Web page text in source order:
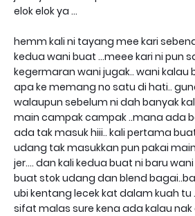
elok elok ya ...
hemm kali ni tayang mee kari
kedua wani buat ...meee kari ni pun
kegermaran wani jugak.. wani kalau
apa ke memang no satu di hati..
walaupun sebelum ni dah banyak
main campak campak ..mana ada
ada tak masuk hiii.. kali pertama
udang tak masukkan pun pakai
jer.... dan kali kedua buat ni baru
buat stok udang dan blend
ubi kentang lecek kat dalam kuah tu
sifat malas sure kena ada kalau nak